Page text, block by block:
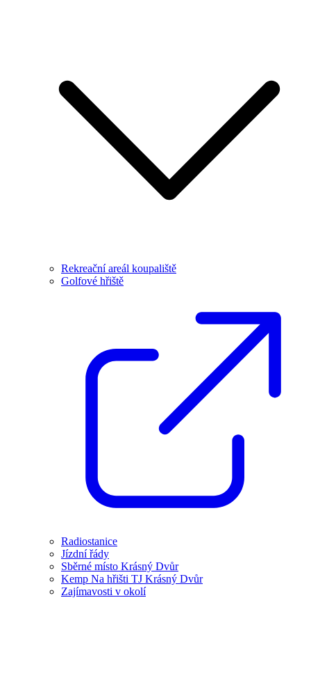
Rekreační areál koupaliště
Golfové hřiště
Radiostanice
Jízdní řády
Sběrné místo Krásný Dvůr
Kemp Na hřišti TJ Krásný Dvůr
Zajímavosti v okolí